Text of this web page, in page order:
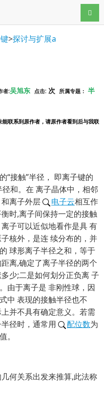
导航
>探讨与扩展a
者:吴旭东 点击: 次 所属专题： 半
能联系到原作者，请原作者看到后与我联
“接触”半径， 即离子键的
径和。在 离子晶体中，相邻
离子外层
电子云相互作
时,离子间保持一定的接触
子可以近似地看作是具 有
核外，是连 续分布的，并
球形离子半径之和，等于
离,确定了离子半径的两个
少;二是如何划分正负离 子
由于离子是 非刚性球，因
中 表现的接触半径也不
并不具有确定意义。若需
径时，通常用
配位数为
。
何关系出发来推算,此法称